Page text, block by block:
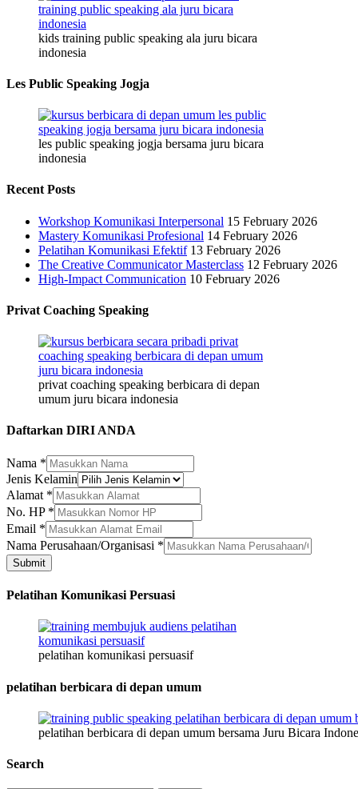
kids training public speaking ala juru bicara
indonesia
Les Public Speaking Jogja
les public speaking jogja bersama juru bicara
indonesia
Recent Posts
Workshop Komunikasi Interpersonal 15 February 2026
Mastery Komunikasi Profesional 14 February 2026
Pelatihan Komunikasi Efektif 13 February 2026
The Creative Communicator Masterclass 12 February 2026
High-Impact Communication 10 February 2026
Privat Coaching Speaking
privat coaching speaking berbicara di depan
umum juru bicara indonesia
Daftarkan DIRI ANDA
Nama *
Jenis Kelamin
Kelamin
HP
Perusahaan/Organisasi
Alamat *
No. HP *
Email *
Nama Perusahaan/Organisasi *
Submit
Pelatihan Komunikasi Persuasi
pelatihan komunikasi persuasif
pelatihan berbicara di depan umum
pelatihan berbicara di depan umum bersama Juru Bicara
Search